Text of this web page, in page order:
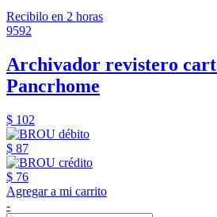
Recibilo en 2 horas
9592
Archivador revistero
Pancrhome
$ 102
$ 87
$ 76
Agregar a mi carrito
-